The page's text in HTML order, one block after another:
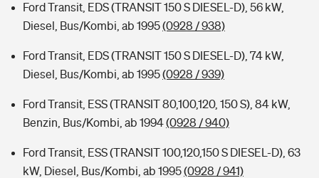
Ford Transit, EDS (TRANSIT 150 S DIESEL-D), 56 kW,
Diesel, Bus/Kombi, ab 1995(0928 / 938)
Ford Transit, EDS (TRANSIT 150 S DIESEL-D), 74 kW,
Diesel, Bus/Kombi, ab 1995(0928 / 939)
Ford Transit, ESS (TRANSIT 80,100,120, 150 S), 84 kW,
Benzin, Bus/Kombi, ab 1994(0928 / 940)
Ford Transit, ESS (TRANSIT 100,120,150 S DIESEL-D), 63
kW, Diesel, Bus/Kombi, ab 1995(0928 / 941)